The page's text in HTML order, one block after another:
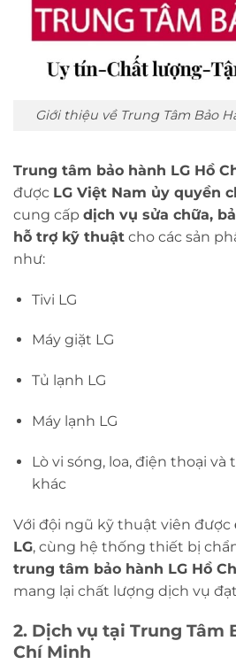
Giới thiệu về Trung Tâm Bảo
Trung tâm bảo hành LG Hồ
được LG Việt Nam ủy quyền
cung cấp dịch vụ sửa chữa,
hỗ trợ kỹ thuật cho các sản
như:
Tivi LG
Máy giặt LG
Tủ lạnh LG
Máy lạnh LG
Lò vi sóng, loa, điện thoại
khác
Với đội ngũ kỹ thuật viên được
LG, cùng hệ thống thiết bị
trung tâm bảo hành LG Hồ
mang lại chất lượng dịch vụ
2. Dịch vụ tại Trung Tâm
Chí Minh